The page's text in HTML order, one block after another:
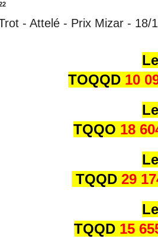
- Attelé - Prix Mizar - 18/
TOQQD 10
TQQO 18
TQQD 29
TQQD 15